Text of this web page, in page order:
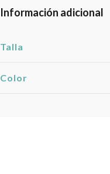
Información adicional
Talla
Color